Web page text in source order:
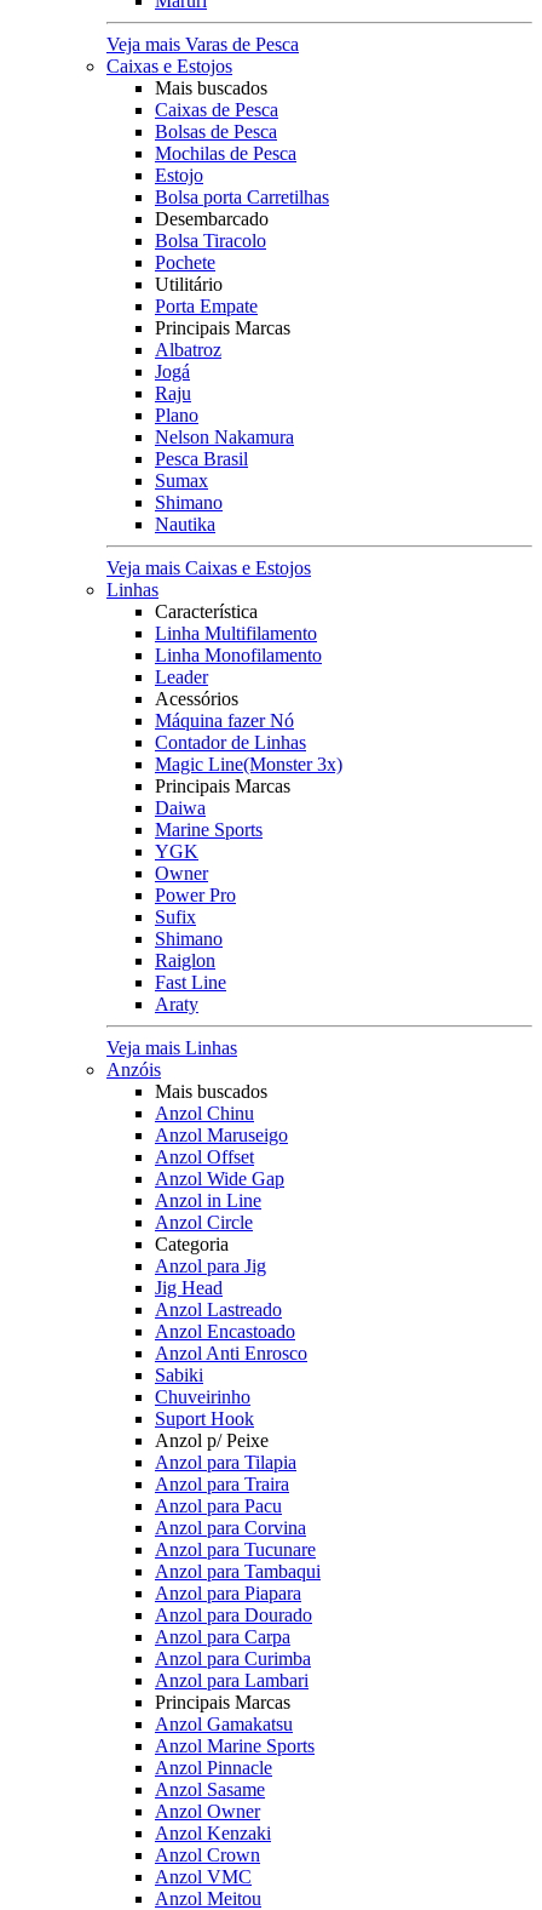
Veja mais Varas de Pesca
Caixas e Estojos
Mais buscados
Caixas de Pesca
Bolsas de Pesca
Mochilas de Pesca
Estojo
Bolsa porta Carretilhas
Desembarcado
Bolsa Tiracolo
Pochete
Utilitário
Porta Empate
Principais Marcas
Albatroz
Jogá
Raju
Plano
Nelson Nakamura
Pesca Brasil
Sumax
Shimano
Nautika
Veja mais Caixas e Estojos
Linhas
Característica
Linha Multifilamento
Linha Monofilamento
Leader
Acessórios
Máquina fazer Nó
Contador de Linhas
Magic Line(Monster 3x)
Principais Marcas
Daiwa
Marine Sports
YGK
Owner
Power Pro
Sufix
Shimano
Raiglon
Fast Line
Araty
Veja mais Linhas
Anzóis
Mais buscados
Anzol Chinu
Anzol Maruseigo
Anzol Offset
Anzol Wide Gap
Anzol in Line
Anzol Circle
Categoria
Anzol para Jig
Jig Head
Anzol Lastreado
Anzol Encastoado
Anzol Anti Enrosco
Sabiki
Chuveirinho
Suport Hook
Anzol p/ Peixe
Anzol para Tilapia
Anzol para Traira
Anzol para Pacu
Anzol para Corvina
Anzol para Tucunare
Anzol para Tambaqui
Anzol para Piapara
Anzol para Dourado
Anzol para Carpa
Anzol para Curimba
Anzol para Lambari
Principais Marcas
Anzol Gamakatsu
Anzol Marine Sports
Anzol Pinnacle
Anzol Sasame
Anzol Owner
Anzol Kenzaki
Anzol Crown
Anzol VMC
Anzol Meitou